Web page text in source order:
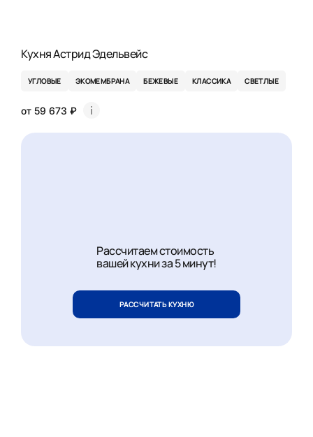
Кухня Астрид Эдельвейс
УГЛОВЫЕ ЭКОМЕМБРАНА БЕЖЕВЫЕ КЛАССИКА СВЕТЛЫЕ
от 59 673 ₽
Рассчитаем стоимость
вашей кухни за 5 минут!
РАССЧИТАТЬ КУХНЮ